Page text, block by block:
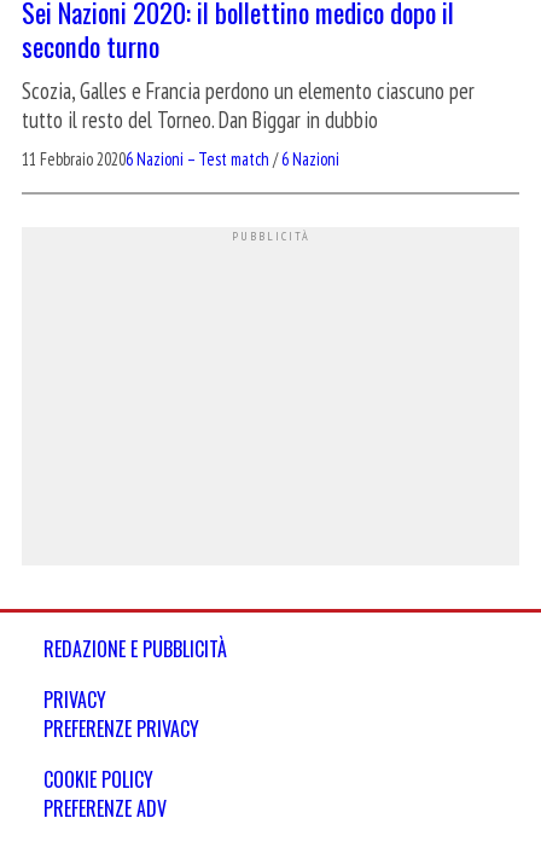
Sei Nazioni 2020: il bollettino medico dopo il
secondo turno
Scozia, Galles e Francia perdono un elemento ciascuno per
tutto il resto del Torneo. Dan Biggar in dubbio
11 Febbraio 20206 Nazioni – Test match /6 Nazioni
REDAZIONE E PUBBLICITÀ
PRIVACY
PREFERENZE PRIVACY
COOKIE POLICY
PREFERENZE ADV